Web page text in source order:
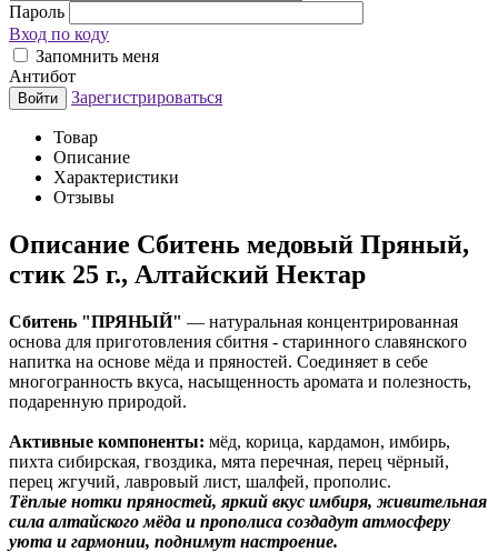
Пароль
Вход по коду
Запомнить меня
Антибот
Войти Зарегистрироваться
Товар
Описание
Характеристики
Отзывы
Описание Сбитень медовый Пряный,
стик 25 г., Алтайский Нектар
Сбитень "ПРЯНЫЙ" — натуральная концентрированная
основа для приготовления сбитня - старинного славянского
напитка на основе мёда и пряностей. Соединяет в себе
многогранность вкуса, насыщенность аромата и полезность,
подаренную природой.
Активные компоненты: мёд, корица, кардамон, имбирь,
пихта сибирская, гвоздика, мята перечная, перец чёрный,
перец жгучий, лавровый лист, шалфей, прополис.
Тёплые нотки пряностей, яркий вкус имбиря, живительная
сила алтайского мёда и прополиса создадут атмосферу
уюта и гармонии, поднимут настроение.